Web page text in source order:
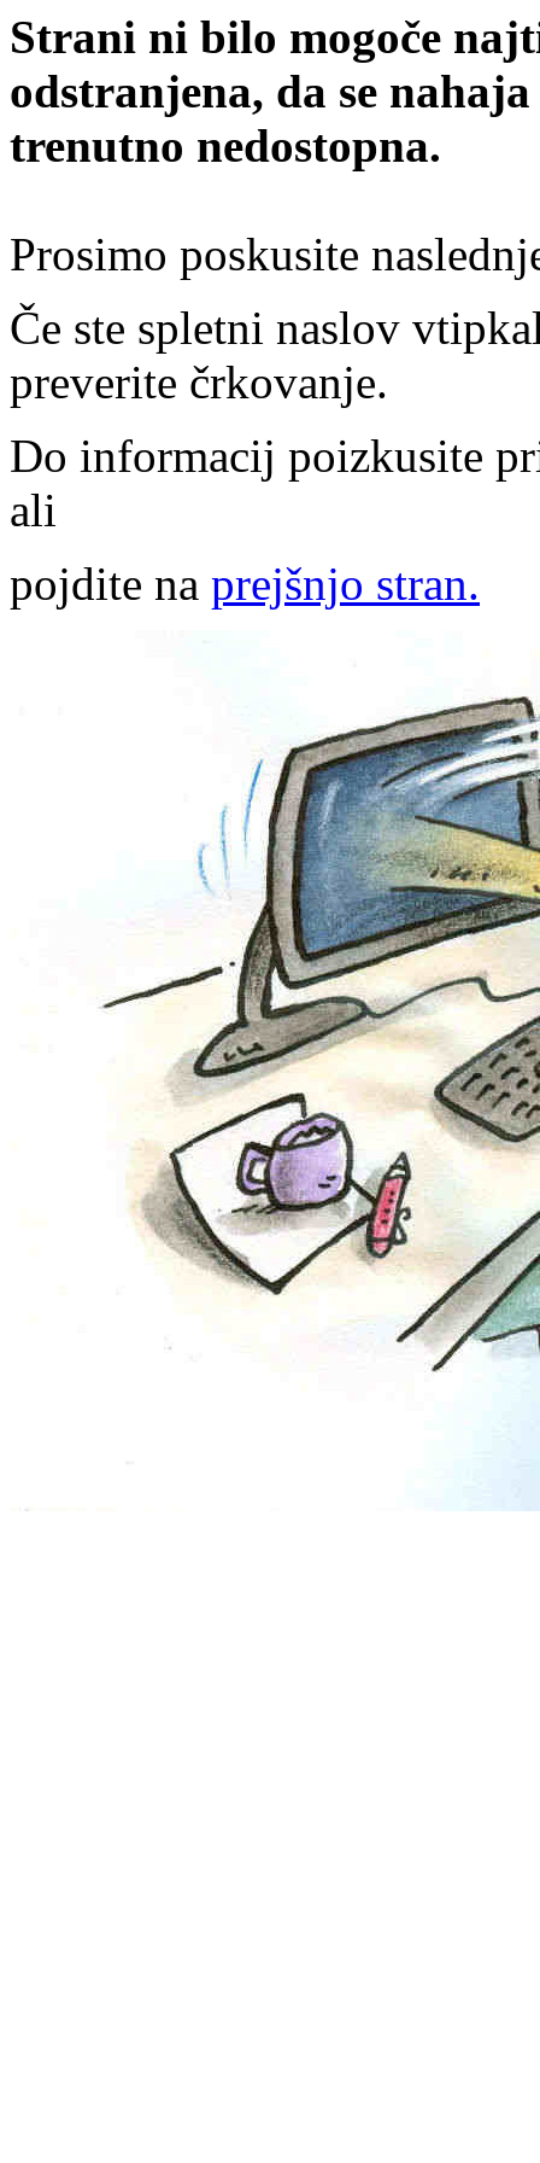
Strani ni bilo mogoče
odstranjena, da se
trenutno nedostopna.
Prosimo poskusite
Če ste spletni naslov
preverite črkovanje.
Do informacij poizkusite
ali
pojdite na prejšnjo stran.